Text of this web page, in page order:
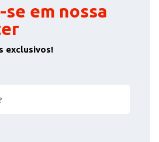
em nossa
exclusivos!